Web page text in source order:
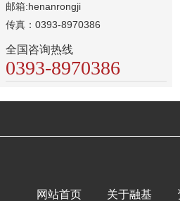
邮箱:henanrongji
传真：0393-8970386
全国咨询热线
0393-8970386
网站首页 关于融基